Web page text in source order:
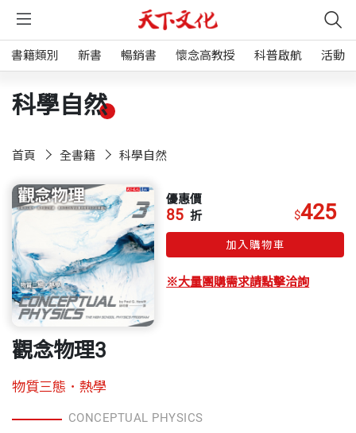
書籍類別 新書 暢銷書 懷念高教授 科普啟航 活動
科學自然
首頁 全書籍 科學自然
優惠價
85 折 $425
加入購物車
※大量團購需求請點擊洽詢
觀念物理3
物質三態．熱學
CONCEPTUAL PHYSICS